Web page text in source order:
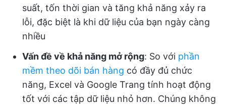
suất, tốn thời gian và tăng khả năng xảy ra
lỗi, đặc biệt là khi dữ liệu của bạn ngày càng
nhiều
Vấn đề về khả năng mở rộng: So với phần
mềm theo dõi bán hàng có đầy đủ chức
năng, Excel và Google Trang tính hoạt động
tốt với các tập dữ liệu nhỏ hơn. Chúng không